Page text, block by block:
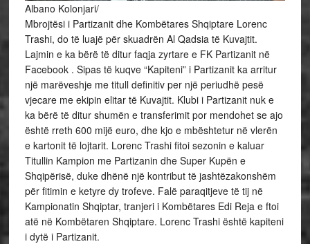
Albano Kolonjari/
Mbrojtësi i Partizanit dhe Kombëtares Shqiptare Lorenc
Trashi, do të luajë për skuadrën Al Qadsia të Kuvajtit.
Lajmin e ka bërë të ditur faqja zyrtare e FK Partizanit në
Facebook . Sipas të kuqve “Kapiteni” i Partizanit ka arritur
një marëveshje me titull definitiv per një periudhë pesë
vjecare me ekipin elitar të Kuvajtit. Klubi i Partizanit nuk e
ka bërë të ditur shumën e transferimit por mendohet se ajo
është rreth 600 mijë euro, dhe kjo e mbështetur në vlerën
e kartonit të lojtarit. Lorenc Trashi fitoi sezonin e kaluar
Titullin Kampion me Partizanin dhe Super Kupën e
Shqipërisë, duke dhënë një kontribut të jashtëzakonshëm
për fitimin e ketyre dy trofeve. Falë paraqitjeve të tij në
Kampionatin Shqiptar, tranjeri i Kombëtares Edi Reja e ftoi
atë në Kombëtaren Shqiptare. Lorenc Trashi është kapiteni
i dytë i Partizanit.